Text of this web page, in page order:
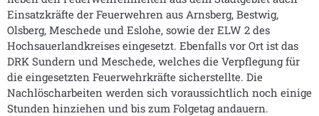
Einsatzkräfte der Feuerwehren aus Arnsberg, Bestwig,
Olsberg, Meschede und Eslohe, sowie der ELW 2 des
Hochsauerlandkreises eingesetzt. Ebenfalls vor Ort ist das
DRK Sundern und Meschede, welches die Verpflegung für
die eingesetzten Feuerwehrkräfte sicherstellte. Die
Nachlöscharbeiten werden sich voraussichtlich noch einige
Stunden hinziehen und bis zum Folgetag andauern.